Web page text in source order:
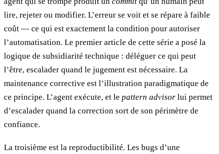
lire, rejeter ou modifier. L’erreur se voit et se répare à faible
coût — ce qui est exactement la condition pour autoriser
l’automatisation. Le premier article de cette série a posé la
logique de subsidiarité technique : déléguer ce qui peut
l’être, escalader quand le jugement est nécessaire. La
maintenance corrective est l’illustration paradigmatique de
ce principe. L’agent exécute, et le pattern advisor lui permet
d’escalader quand la correction sort de son périmètre de
confiance.
La troisième est la reproductibilité. Les bugs d’une